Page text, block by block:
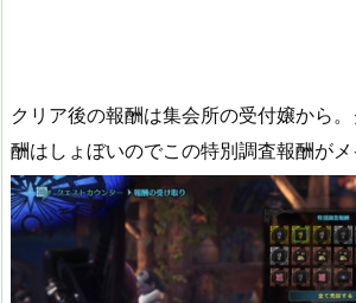
クリア後の報酬は集会所の受付嬢から
酬はしょぼいのでこの特別調査報酬がメ